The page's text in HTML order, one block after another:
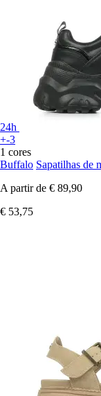
24h
+-3
1 cores
Buffalo Sapatilhas de
A partir de € 89,90
€ 53,75